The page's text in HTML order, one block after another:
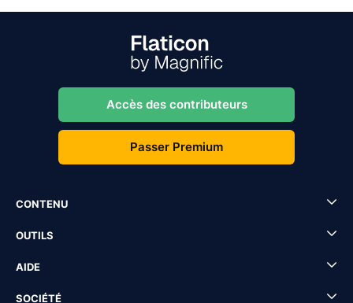
Accès des contributeurs
Passer Premium
CONTENU
OUTILS
AIDE
SOCIÉTÉ